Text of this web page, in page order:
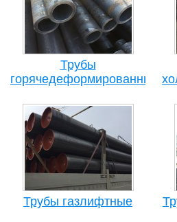
Трубы
горячедеформированные
Трубы газлифтные